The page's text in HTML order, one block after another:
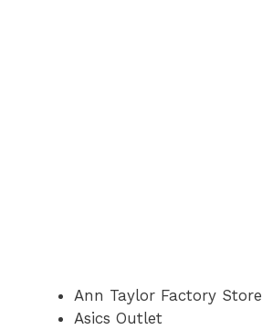
Ann Taylor Factory Store
Asics Outlet